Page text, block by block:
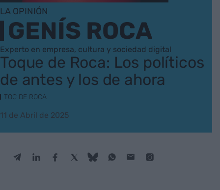
LA OPINIÓN
GENÍS ROCA
Experto en empresa, cultura y sociedad digital
Toque de Roca: Los políticos
de antes y los de ahora
TOC DE ROCA
11 de Abril de 2025